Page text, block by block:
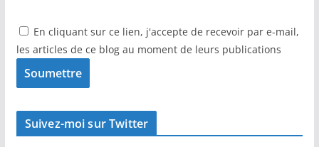
En cliquant sur ce lien, j'accepte de recevoir par e-mail,
les articles de ce blog au moment de leurs publications
Suivez-moi sur Twitter